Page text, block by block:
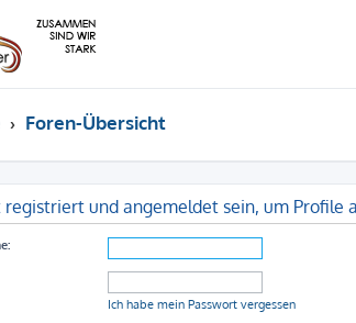
Foren-Übersicht
registriert und angemeldet sein, um Profile
Ich habe mein Passwort vergessen